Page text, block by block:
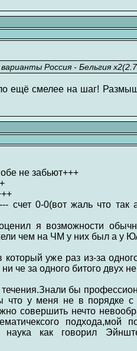
Россия - Бельгия
ещё смелее на шаг!
не забьют+++
счет 0-0(вот жаль что
я возможности
чем на ЧМ у них был а у
который уже раз из-за
че за одного битого двух
бы
что у меня не в порядке с
совершить нечто
подхода,мой
наука как говорил